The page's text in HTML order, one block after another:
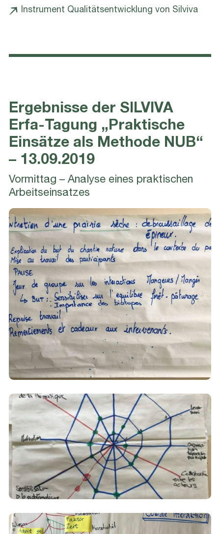
Instrument Qualitätsentwicklung von Silviva
Ergebnisse der SILVIVA
Erfa-Tagung „Praktische
Einsätze als Methode NUB“
– 13.09.2019
Vormittag – Analyse eines praktischen
Arbeitseinsatzes